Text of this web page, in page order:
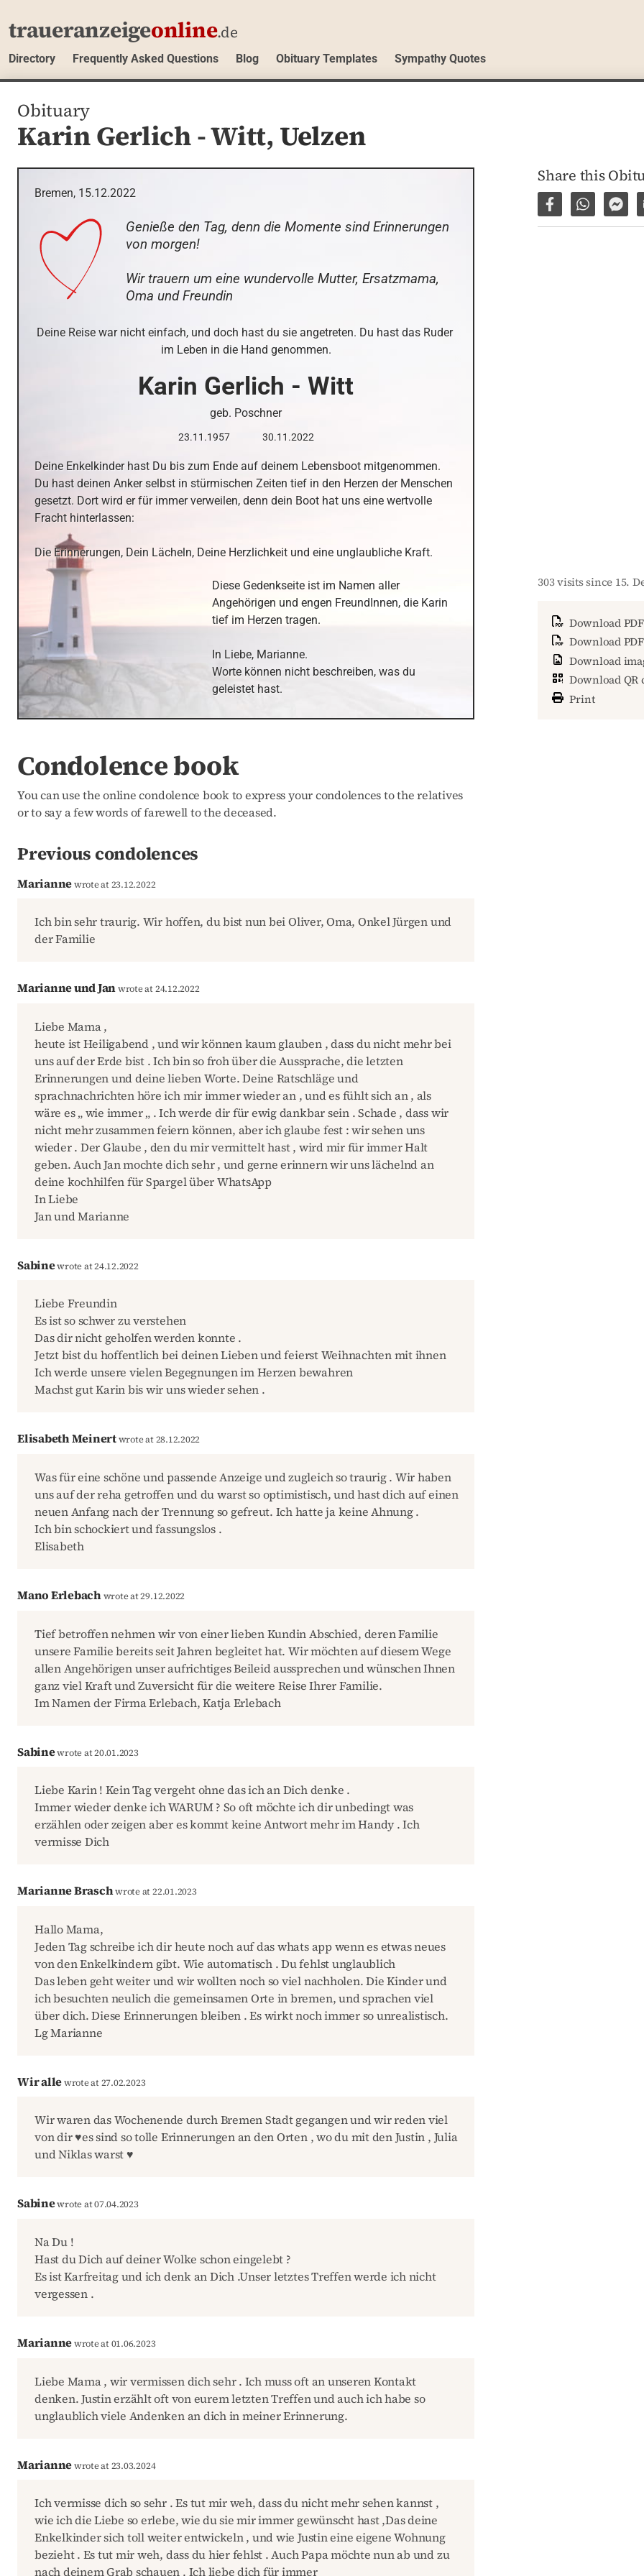
traueranzeigeonline.de
Directory Frequently Asked Questions Blog Obituary Templates Sympathy Quotes
Obituary
Karin Gerlich - Witt, Uelzen
Bremen, 15.12.2022
Genieße den Tag, denn die Momente sind Erinnerungen
von morgen!
Wir trauern um eine wundervolle Mutter, Ersatzmama,
Oma und Freundin
Deine Reise war nicht einfach, und doch hast du sie angetreten. Du hast das Ruder
im Leben in die Hand genommen.
Karin Gerlich - Witt
geb. Poschner
23.11.1957 30.11.2022
Deine Enkelkinder hast Du bis zum Ende auf deinem Lebensboot mitgenommen.
Du hast deinen Anker selbst in stürmischen Zeiten tief in den Herzen der Menschen
gesetzt. Dort wird er für immer verweilen, denn dein Boot hat uns eine wertvolle
Fracht hinterlassen:
Die Erinnerungen, Dein Lächeln, Deine Herzlichkeit und eine unglaubliche Kraft.
Diese Gedenkseite ist im Namen aller
Angehörigen und engen FreundInnen, die Karin
tief im Herzen tragen.
In Liebe, Marianne.
Worte können nicht beschreiben, was du
geleistet hast.
Share this
Share onShare via
303 visits since 15.
Download PDF
Download
Download
Download QR
Print
Condolence book
You can use the online condolence book to express your condolences to the relatives
or to say a few words of farewell to the deceased.
Previous condolences
Mariannewrote at 23.12.2022
Ich bin sehr traurig. Wir hoffen, du bist nun bei Oliver, Oma, Onkel Jürgen und
der Familie
Marianne und Janwrote at 24.12.2022
Liebe Mama ,
heute ist Heiligabend , und wir können kaum glauben , dass du nicht mehr bei
uns auf der Erde bist . Ich bin so froh über die Aussprache, die letzten
Erinnerungen und deine lieben Worte. Deine Ratschläge und
sprachnachrichten höre ich mir immer wieder an , und es fühlt sich an , als
wäre es „ wie immer „ . Ich werde dir für ewig dankbar sein . Schade , dass wir
nicht mehr zusammen feiern können, aber ich glaube fest : wir sehen uns
wieder . Der Glaube , den du mir vermittelt hast , wird mir für immer Halt
geben. Auch Jan mochte dich sehr , und gerne erinnern wir uns lächelnd an
deine kochhilfen für Spargel über WhatsApp
In Liebe
Jan und Marianne
Sabinewrote at 24.12.2022
Liebe Freundin
Es ist so schwer zu verstehen
Das dir nicht geholfen werden konnte .
Jetzt bist du hoffentlich bei deinen Lieben und feierst Weihnachten mit ihnen
Ich werde unsere vielen Begegnungen im Herzen bewahren
Machst gut Karin bis wir uns wieder sehen .
Elisabeth Meinertwrote at 28.12.2022
Was für eine schöne und passende Anzeige und zugleich so traurig . Wir haben
uns auf der reha getroffen und du warst so optimistisch, und hast dich auf einen
neuen Anfang nach der Trennung so gefreut. Ich hatte ja keine Ahnung .
Ich bin schockiert und fassungslos .
Elisabeth
Mano Erlebachwrote at 29.12.2022
Tief betroffen nehmen wir von einer lieben Kundin Abschied, deren Familie
unsere Familie bereits seit Jahren begleitet hat. Wir möchten auf diesem Wege
allen Angehörigen unser aufrichtiges Beileid aussprechen und wünschen Ihnen
ganz viel Kraft und Zuversicht für die weitere Reise Ihrer Familie.
Im Namen der Firma Erlebach, Katja Erlebach
Sabinewrote at 20.01.2023
Liebe Karin ! Kein Tag vergeht ohne das ich an Dich denke .
Immer wieder denke ich WARUM ? So oft möchte ich dir unbedingt was
erzählen oder zeigen aber es kommt keine Antwort mehr im Handy . Ich
vermisse Dich
Marianne Braschwrote at 22.01.2023
Hallo Mama,
Jeden Tag schreibe ich dir heute noch auf das whats app wenn es etwas neues
von den Enkelkindern gibt. Wie automatisch . Du fehlst unglaublich
Das leben geht weiter und wir wollten noch so viel nachholen. Die Kinder und
ich besuchten neulich die gemeinsamen Orte in bremen, und sprachen viel
über dich. Diese Erinnerungen bleiben . Es wirkt noch immer so unrealistisch.
Lg Marianne
Wir allewrote at 27.02.2023
Wir waren das Wochenende durch Bremen Stadt gegangen und wir reden viel
von dir ♥️es sind so tolle Erinnerungen an den Orten , wo du mit den Justin , Julia
und Niklas warst ♥️
Sabinewrote at 07.04.2023
Na Du !
Hast du Dich auf deiner Wolke schon eingelebt ?
Es ist Karfreitag und ich denk an Dich .Unser letztes Treffen werde ich nicht
vergessen .
Mariannewrote at 01.06.2023
Liebe Mama , wir vermissen dich sehr . Ich muss oft an unseren Kontakt
denken. Justin erzählt oft von eurem letzten Treffen und auch ich habe so
unglaublich viele Andenken an dich in meiner Erinnerung.
Mariannewrote at 23.03.2024
Ich vermisse dich so sehr . Es tut mir weh, dass du nicht mehr sehen kannst ,
wie ich die Liebe so erlebe, wie du sie mir immer gewünscht hast ,Das deine
Enkelkinder sich toll weiter entwickeln , und wie Justin eine eigene Wohnung
bezieht . Es tut mir weh, dass du hier fehlst . Auch Papa möchte nun ab und zu
nach deinem Grab schauen . Ich liebe dich für immer